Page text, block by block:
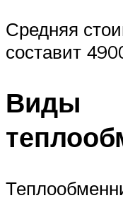
Средняя
составит
Виды